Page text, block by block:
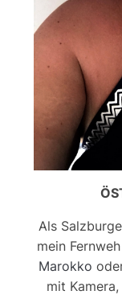
Als
mein
Marokko
mit